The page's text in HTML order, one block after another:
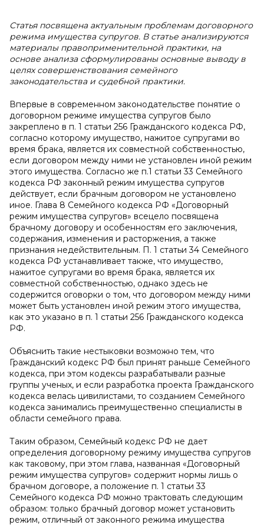
Статья посвящена актуальным проблемам договорного
режима имущества супругов. В статье анализируются
материалы правоприменительной практики, на
основе анализа сформулированы основные выводу в
целях совершенствования семейного
законодательства и судебной практики.
Впервые в современном законодательстве понятие о
договорном режиме имущества супругов было
закреплено в п. 1 статьи 256 Гражданского кодекса РФ,
согласно которому имущество, нажитое супругами во
время брака, является их совместной собственностью,
если договором между ними не установлен иной режим
этого имущества. Согласно же п.1 статьи 33 Семейного
кодекса РФ законный режим имущества супругов
действует, если брачным договором не установлено
иное. Глава 8 Семейного кодекса РФ «Договорный
режим имущества супругов» всецело посвящена
брачному договору и особенностям его заключения,
содержания, изменения и расторжения, а также
признания недействительным. П. 1 статьи 34 Семейного
кодекса РФ устанавливает также, что имущество,
нажитое супругами во время брака, является их
совместной собственностью, однако здесь не
содержится оговорки о том, что договором между ними
может быть установлен иной режим этого имущества,
как это указано в п. 1 статьи 256 Гражданского кодекса
РФ.
Объяснить такие нестыковки возможно тем, что
Гражданский кодекс РФ был принят раньше Семейного
кодекса, при этом кодексы разрабатывали разные
группы ученых, и если разработка проекта Гражданского
кодекса велась цивилистами, то созданием Семейного
кодекса занимались преимущественно специалисты в
области семейного права.
Таким образом, Семейный кодекс РФ не дает
определения договорному режиму имущества супругов
как таковому, при этом глава, названная «Договорный
режим имущества супругов» содержит нормы лишь о
брачном договоре, а положение п. 1 статьи 33
Семейного кодекса РФ можно трактовать следующим
образом: только брачный договор может установить
режим, отличный от законного режима имущества